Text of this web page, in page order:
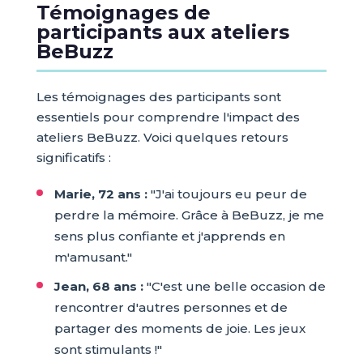
Témoignages de
participants aux ateliers
BeBuzz
Les témoignages des participants sont
essentiels pour comprendre l'impact des
ateliers BeBuzz. Voici quelques retours
significatifs :
Marie, 72 ans :"J'ai toujours eu peur de
perdre la mémoire. Grâce à BeBuzz, je me
sens plus confiante et j'apprends en
m'amusant."
Jean, 68 ans :"C'est une belle occasion de
rencontrer d'autres personnes et de
partager des moments de joie. Les jeux
sont stimulants !"